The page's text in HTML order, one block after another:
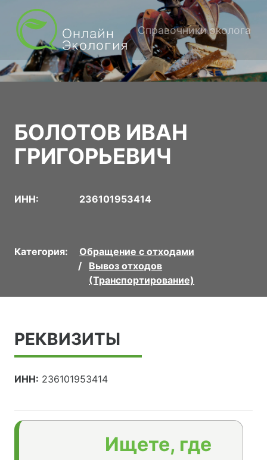
Справочники эколога
БОЛОТОВ ИВАН
ГРИГОРЬЕВИЧ
ИНН: 236101953414
Категория:
Обращение с отходами
Вывоз отходов
(Транспортирование)
РЕКВИЗИТЫ
ИНН: 236101953414
Ищете, где